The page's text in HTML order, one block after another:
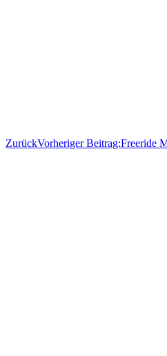
ZurückVorheriger Beitrag:Freeride